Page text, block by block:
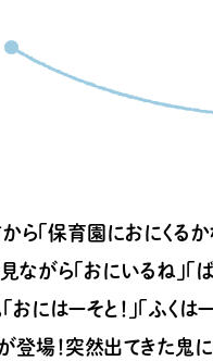
「保育園におにくる
ながら「おにいるね」
にはーそと！」「ふく
登場！突然出てきた